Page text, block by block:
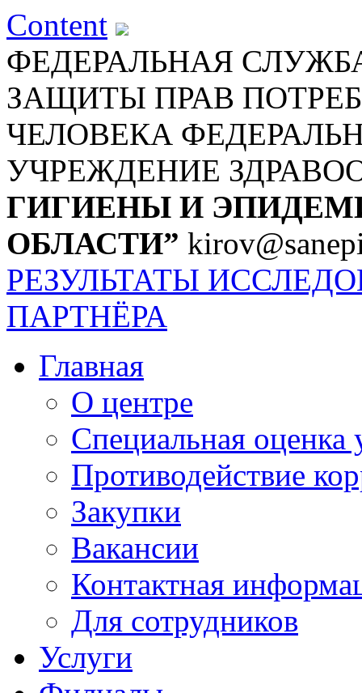
Content
ФЕДЕРАЛЬНАЯ
ЗАЩИТЫ ПРАВ
ЧЕЛОВЕКА
УЧРЕЖДЕНИЕ
ГИГИЕНЫ И
ОБЛАСТИ”
РЕЗУЛЬТАТЫ
ПАРТНЁРА
Главная
О центре
Специальная оценка
Противодействие
Закупки
Вакансии
Контактная
Для сотрудников
Услуги